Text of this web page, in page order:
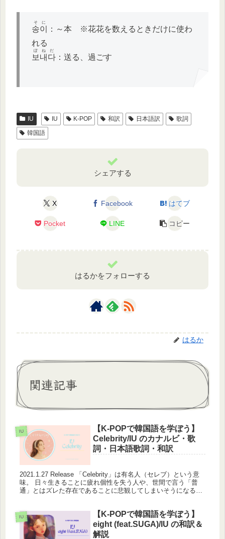
송이
そに
：～本 ※花花を数えるときだけに使わ
れる
보내다
ぽねだ
：送る、過ごす
IU IU K-POP 和訳 日本語訳
歌詞
韓国語
シェアする
X Facebook はてブ
Pocket LINE コピー
はるかをフォローする
はるか
関連記事
IU
【K-POPで韓国語を学ぼう】
Celebrity/IU のカナルビ・歌
詞・日本語歌詞・和訳
2021.1.27 Release 「Celebrity」は有名人（セレブ）という意
味。 日々生きることに疲れ個性を失う人や、世間で言う「普
通」とはズレた存在であることに悲観してしまいそうになる現
IU
【K-POPで韓国語を学ぼう】
eight (feat.SUGA)/IU の和訳＆
解説